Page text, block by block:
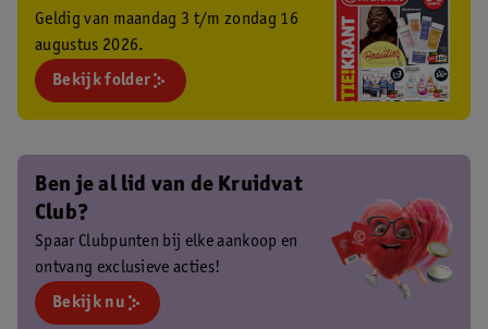
Geldig van maandag 3 t/m zondag 16
augustus 2026.
Bekijk folder
Ben je al lid van de Kruidvat
Club?
Spaar Clubpunten bij elke aankoop en
ontvang exclusieve acties!
Bekijk nu